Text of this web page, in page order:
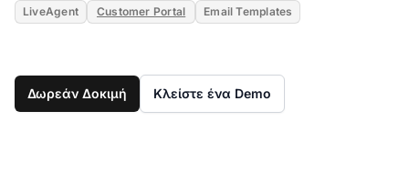
LiveAgent Customer Portal Email Templates
Δωρεάν Δοκιμή Κλείστε ένα Demo